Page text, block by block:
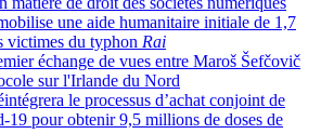
une aide humanitaire initiale de 1,7
victimes du typhon Rai
échange de vues entre Maroš Šefčovič
sur l'Irlande du Nord
le processus d’achat conjoint de
19 pour obtenir 9,5 millions de doses de